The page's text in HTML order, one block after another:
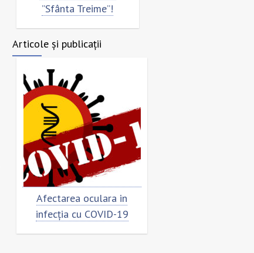
”Sfânta Treime”!
Articole și publicații
Afectarea oculara in
infecția cu COVID-19